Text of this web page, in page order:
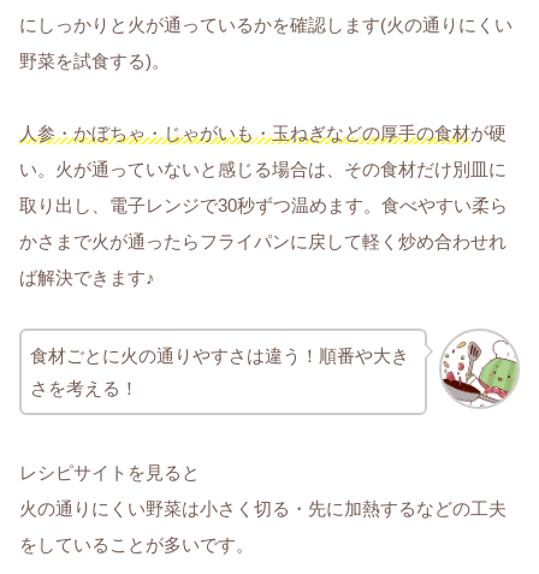
にしっかりと火が通っているかを確認します(火の通りにくい
野菜を試食する)。
人参・かぼちゃ・じゃがいも・玉ねぎなどの厚手の食材が硬
い。火が通っていないと感じる場合は、その食材だけ別皿に
取り出し、電子レンジで30秒ずつ温めます。食べやすい柔ら
かさまで火が通ったらフライパンに戻して軽く炒め合わせれ
ば解決できます♪
食材ごとに火の通りやすさは違う！順番や大き
さを考える！
レシピサイトを見ると
火の通りにくい野菜は小さく切る・先に加熱するなどの工夫
をしていることが多いです。